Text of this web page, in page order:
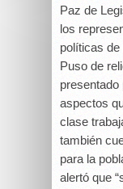
Paz de
los
políticas de
Puso de
presentado
aspectos
clase
también
para la
alertó que